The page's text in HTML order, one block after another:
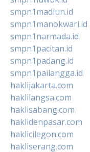
smpn1madiun.id
smpn1manokwari.id
smpn1narmada.id
smpn1pacitan.id
smpn1padang.id
smpn1pailangga.id
haklijakarta.com
haklilangsa.com
haklisabang.com
haklidenpasar.com
haklicilegon.com
hakliserang.com